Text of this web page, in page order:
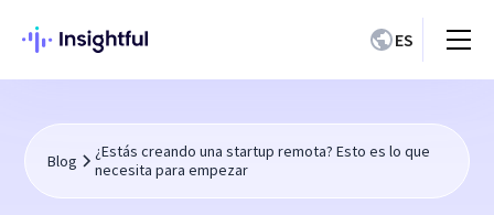
ES
Blog
¿Estás creando una startup remota? Esto es lo que
necesita para empezar